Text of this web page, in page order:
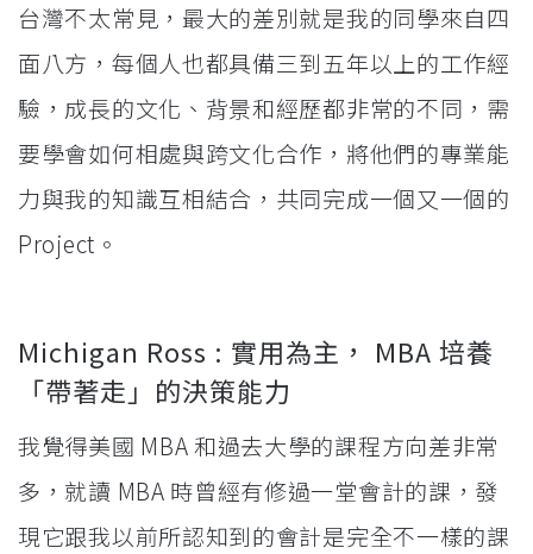
台灣不太常見，最大的差別就是我的同學來自四
面八方，每個人也都具備三到五年以上的工作經
驗，成長的文化、背景和經歷都非常的不同，需
要學會如何相處與跨文化合作，將他們的專業能
力與我的知識互相結合，共同完成一個又一個的
Project。
Michigan Ross : 實用為主， MBA 培養
「帶著走」的決策能力
我覺得美國 MBA 和過去大學的課程方向差非常
多，就讀 MBA 時曾經有修過一堂會計的課，發
現它跟我以前所認知到的會計是完全不一樣的課